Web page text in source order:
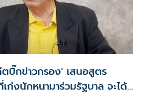
บิ๊กข่าวกรอง' เสนอสูตร
ก่งนักหนามาร่วมรัฐบาล จะได้